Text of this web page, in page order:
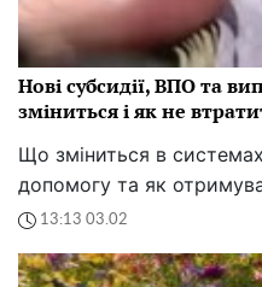
Нові субсидії, ВПО та
зміниться і як не
Що зміниться в
допомогу та як
13:13 03.02